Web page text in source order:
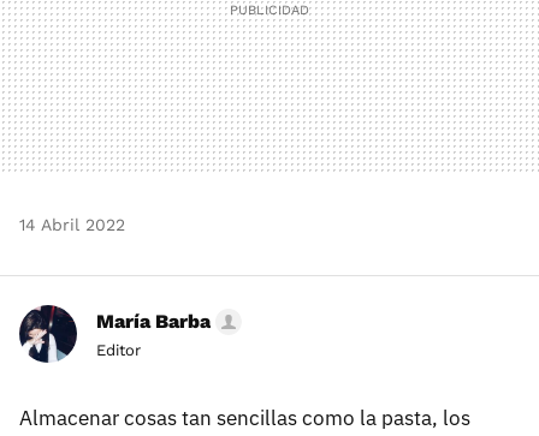
14 Abril 2022
María Barba
Editor
Almacenar cosas tan sencillas como la pasta, los